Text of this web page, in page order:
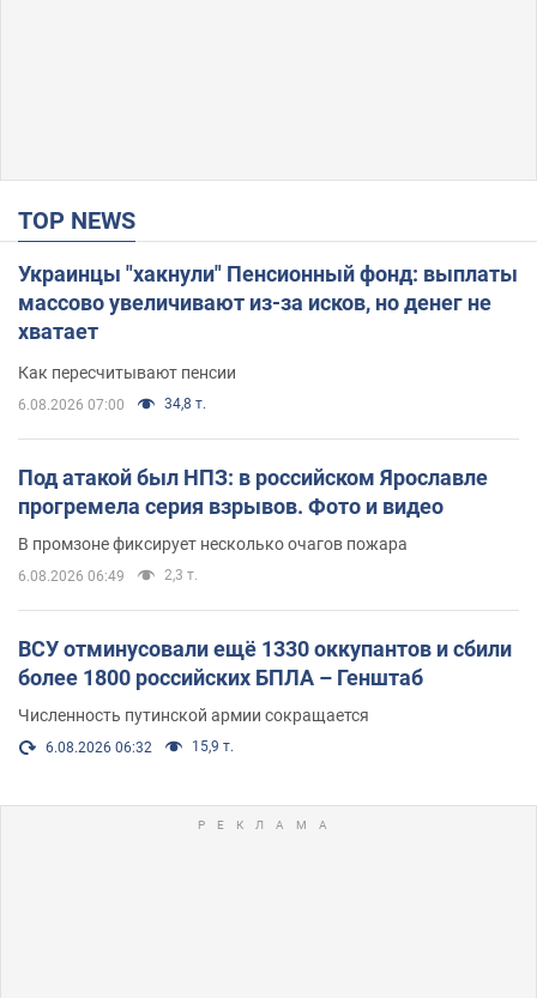
TOP NEWS
Украинцы "хакнули" Пенсионный фонд: выплаты
массово увеличивают из-за исков, но денег не
хватает
Как пересчитывают пенсии
6.08.2026 07:00 34,8 т.
Под атакой был НПЗ: в российском Ярославле
прогремела серия взрывов. Фото и видео
В промзоне фиксирует несколько очагов пожара
6.08.2026 06:49 2,3 т.
ВСУ отминусовали ещё 1330 оккупантов и сбили
более 1800 российских БПЛА – Генштаб
Численность путинской армии сокращается
6.08.2026 06:32 15,9 т.